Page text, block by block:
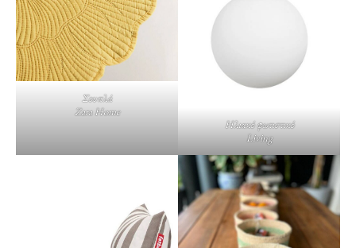
Σουπλά
Zara Home
Ηλιακό φωτιστικό
Living